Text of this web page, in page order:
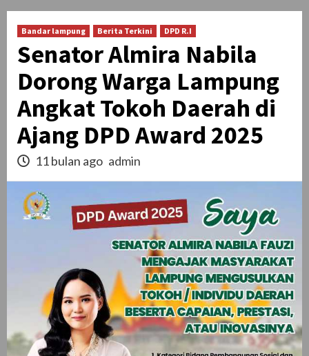
Bandar lampung Berita Terkini DPD R.I
Senator Almira Nabila
Dorong Warga Lampung
Angkat Tokoh Daerah di
Ajang DPD Award 2025
11 bulan ago admin